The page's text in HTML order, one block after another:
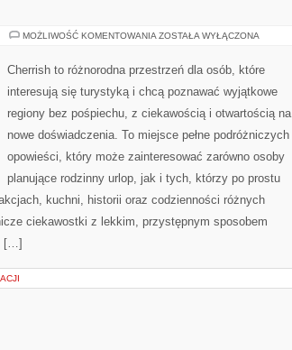
MOŻLIWOŚĆ KOMENTOWANIA INDIE
ZOSTAŁA WYŁĄCZONA
Cherrish to różnorodna przestrzeń dla osób, które
interesują się turystyką i chcą poznawać wyjątkowe
regiony bez pośpiechu, z ciekawością i otwartością na
nowe doświadczenia. To miejsce pełne podróżniczych
opowieści, który może zainteresować zarówno osoby
planujące rodzinny urlop, jak i tych, którzy po prostu
kuchni, historii oraz codzienności różnych
ciekawostki z lekkim, przystępnym sposobem
[…]